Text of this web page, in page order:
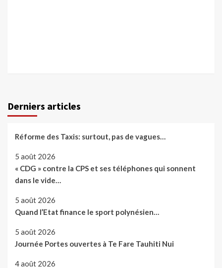
Derniers articles
Réforme des Taxis: surtout, pas de vagues…
5 août 2026
« CDG » contre la CPS et ses téléphones qui sonnent
dans le vide…
5 août 2026
Quand l’Etat finance le sport polynésien…
5 août 2026
Journée Portes ouvertes à Te Fare Tauhiti Nui
4 août 2026